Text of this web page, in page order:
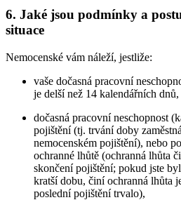
6. Jaké jsou podmínky a
situace
Nemocenské vám náleží, jestliže:
vaše dočasná pracovní
je delší než 14 kalendářních dnů,
dočasná pracovní neschopnost
pojištění (tj. trvání doby
nemocenském pojištění), nebo
ochranné lhůtě (ochranná lhůta
skončení pojištění; pokud jste
kratší dobu, činí ochranná lhůta
poslední pojištění trvalo),